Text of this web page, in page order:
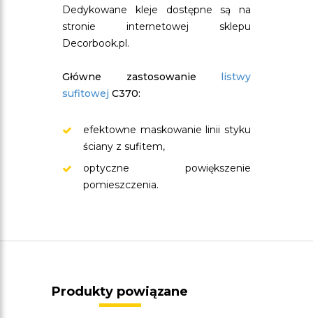
Dedykowane kleje dostępne są na
stronie internetowej sklepu
Decorbook.pl.
Główne zastosowanie listwy
sufitowej C370:
efektowne maskowanie linii styku
ściany z sufitem,
optyczne powiększenie
pomieszczenia.
Produkty powiązane